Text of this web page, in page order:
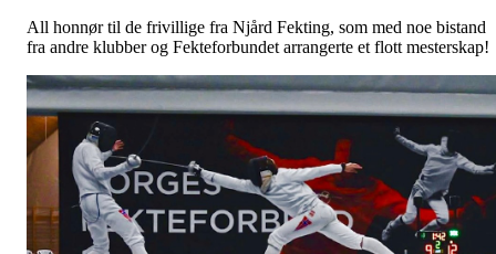
All honnør til de frivillige fra Njård Fekting, som med noe bistand
fra andre klubber og Fekteforbundet arrangerte et flott mesterskap!